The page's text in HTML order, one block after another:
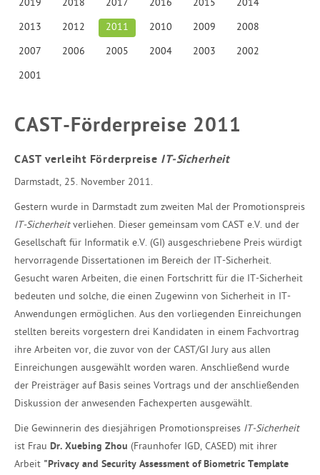
2019
2018 2017 2016 2015
2014
2013
2012 2011 2010 2009
2008
2007
2006 2005 2004 2003
2002
2001
CAST-Förderpreise 2011
CAST verleiht Förderpreise IT-Sicherheit
Darmstadt, 25. November 2011.
Gestern wurde in Darmstadt zum zweiten Mal der Promotionspreis
IT-Sicherheitverliehen. Dieser gemeinsam vom CAST e.V. und der
Gesellschaft für Informatik e.V. (GI) ausgeschriebene Preis würdigt
hervorragende Dissertationen im Bereich der IT-Sicherheit.
Gesucht waren Arbeiten, die einen Fortschritt für die IT-Sicherheit
bedeuten und solche, die einen Zugewinn von Sicherheit in IT-
Anwendungen ermöglichen. Aus den vorliegenden Einreichungen
stellten bereits vorgestern drei Kandidaten in einem Fachvortrag
ihre Arbeiten vor, die zuvor von der CAST/GI Jury aus allen
Einreichungen ausgewählt worden waren. Anschließend wurde
der Preisträger auf Basis seines Vortrags und der anschließenden
Diskussion der anwesenden Fachexperten ausgewählt.
Die Gewinnerin des diesjährigen Promotionspreises IT-Sicherheit
ist Frau Dr. Xuebing Zhou (Fraunhofer IGD, CASED) mit ihrer
Arbeit "Privacy and Security Assessment of Biometric Template